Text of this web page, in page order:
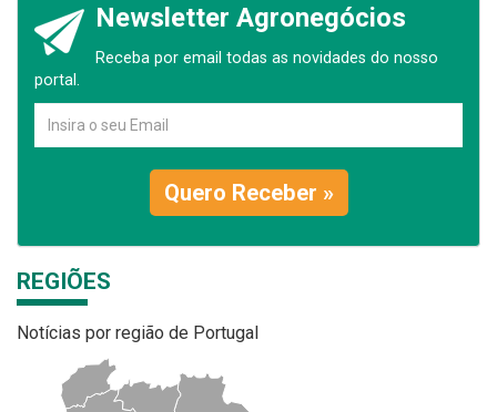
Newsletter Agronegócios
Receba por email todas as novidades do nosso
portal.
Quero Receber »
REGIÕES
Notícias por região de Portugal